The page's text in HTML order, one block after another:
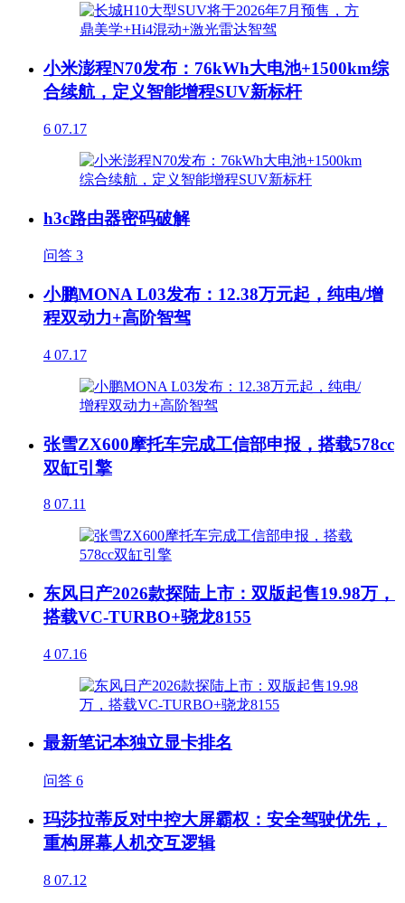
小米澎程N70发布：76kWh大电池+1500km综
合续航，定义智能增程SUV新标杆
6 07.17
h3c路由器密码破解
问答 3
小鹏MONA L03发布：12.38万元起，纯电/增
程双动力+高阶智驾
4 07.17
张雪ZX600摩托车完成工信部申报，搭载578cc
双缸引擎
8 07.11
东风日产2026款探陆上市：双版起售19.98万，
搭载VC-TURBO+骁龙8155
4 07.16
最新笔记本独立显卡排名
问答 6
玛莎拉蒂反对中控大屏霸权：安全驾驶优先，
重构屏幕人机交互逻辑
8 07.12